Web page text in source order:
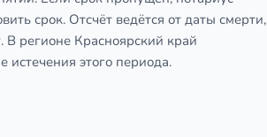
срок. Отсчёт ведётся от даты смерти,
регионе Красноярский край
этого периода.